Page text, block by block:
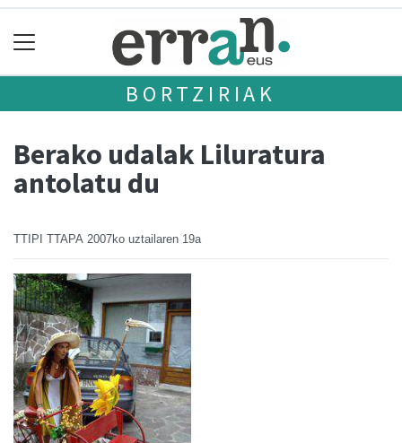
BORTZIRIAK
Berako udalak Liluratura
antolatu du
TTIPI TTAPA 2007ko uztailaren 19a